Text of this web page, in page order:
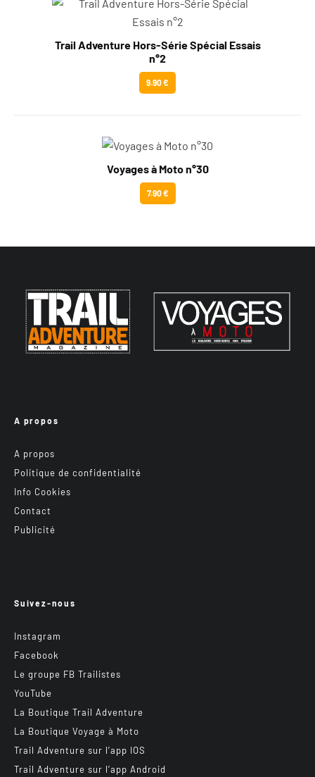
Trail Adventure Hors-Série Spécial Essais
n°2
9.90 €
Voyages à Moto n°30
7.90 €
A propos
A propos
Politique de confidentialité
Info Cookies
Contact
Publicité
Suivez-nous
Instagram
Facebook
Le groupe FB Trailistes
YouTube
La Boutique Trail Adventure
La Boutique Voyage à Moto
Trail Adventure sur l’app IOS
Trail Adventure sur l’app Android